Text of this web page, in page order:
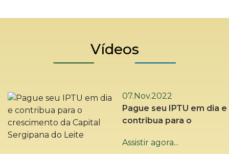
Vídeos
07.Nov.2022
Pague seu IPTU em dia e
contribua para o
Sergipana do Leite
Assistir agora...